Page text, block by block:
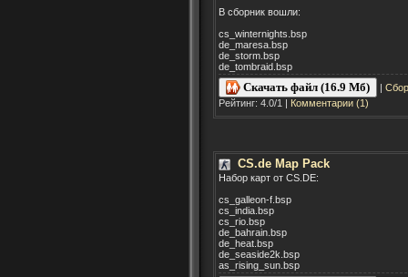
В сборник вошли:
cs_winternights.bsp
de_maresa.bsp
de_storm.bsp
de_tombraid.bsp
Скачать файл (16.9 Мб) |
Рейтинг: 4.0/1 | Комментарии (1)
CS.de Map Pack
Набор карт от CS.DE:
cs_galleon-f.bsp
cs_india.bsp
cs_rio.bsp
de_bahrain.bsp
de_heat.bsp
de_seaside2k.bsp
as_rising_sun.bsp